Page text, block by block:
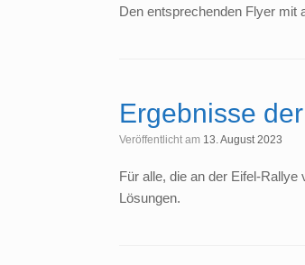
Den entsprechenden Flyer mit
Ergebnisse
Veröffentlicht am 13. August 2023
Für alle, die an der Eifel-
Lösungen.